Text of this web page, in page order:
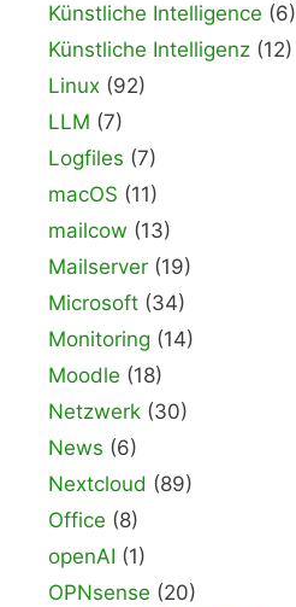
Künstliche Intelligence (6)
Künstliche Intelligenz (12)
Linux (92)
LLM (7)
Logfiles (7)
macOS (11)
mailcow (13)
Mailserver (19)
Microsoft (34)
Monitoring (14)
Moodle (18)
Netzwerk (30)
News (6)
Nextcloud (89)
Office (8)
openAI (1)
OPNsense (20)